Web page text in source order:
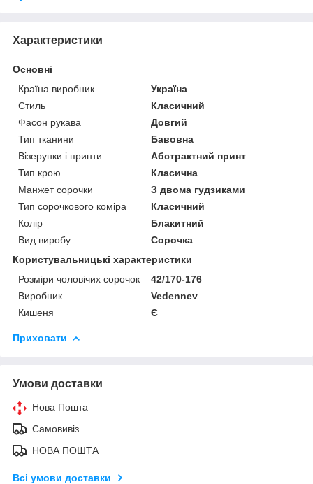
Характеристики
Основні
Країна виробник
Україна
Стиль
Класичний
Фасон рукава
Довгий
Тип тканини
Бавовна
Візерунки і принти
Абстрактний принт
Тип крою
Класична
Манжет сорочки
З двома гудзиками
Тип сорочкового коміра
Класичний
Колір
Блакитний
Вид виробу
Сорочка
Користувальницькі характеристики
Розміри чоловічих сорочок
42/170-176
Виробник
Vedennev
Кишеня
Є
Приховати
Умови доставки
Нова Пошта
Самовивіз
НОВА ПОШТА
Всі умови доставки